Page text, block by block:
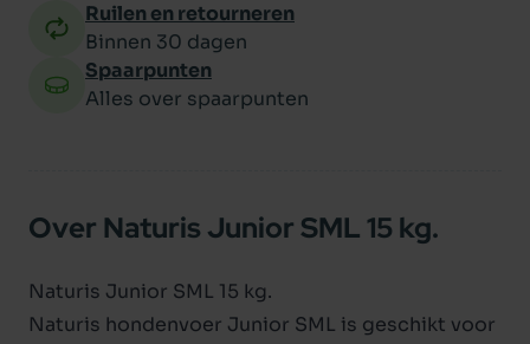
Ruilen en retourneren
Binnen 30 dagen
Spaarpunten
Alles over spaarpunten
Over Naturis Junior SML 15 kg.
Naturis Junior SML 15 kg.
Naturis hondenvoer Junior SML is geschikt voor